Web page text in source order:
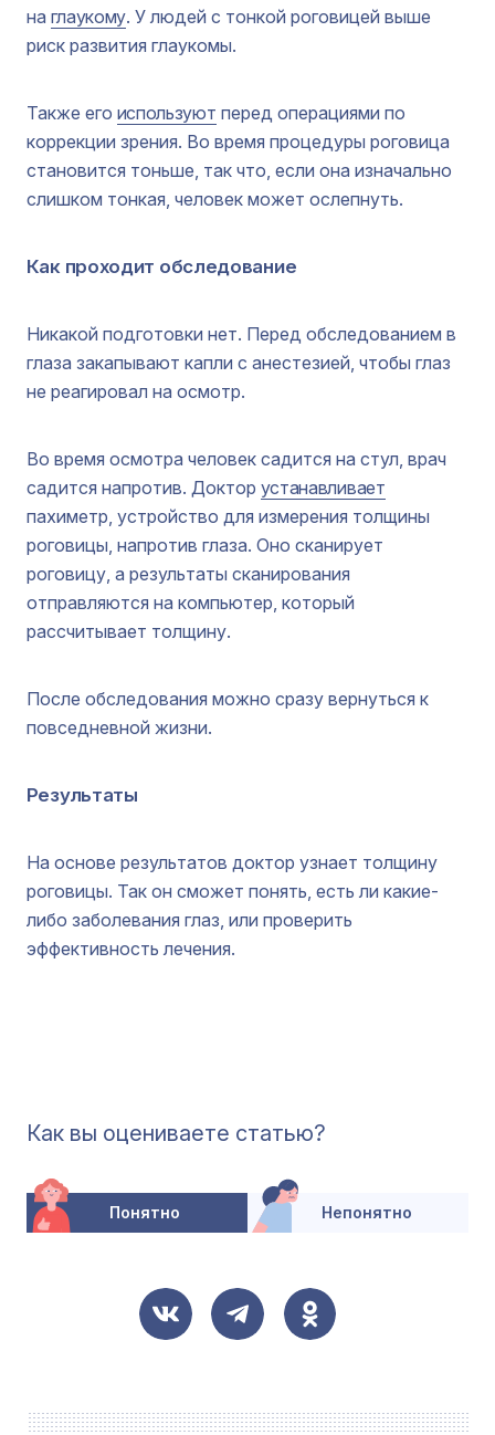
на глаукому. У людей с тонкой роговицей выше
риск развития глаукомы.
Также его используют перед операциями по
коррекции зрения. Во время процедуры роговица
становится тоньше, так что, если она изначально
слишком тонкая, человек может ослепнуть.
Как проходит обследование
Никакой подготовки нет. Перед обследованием в
глаза закапывают капли с анестезией, чтобы глаз
не реагировал на осмотр.
Во время осмотра человек садится на стул, врач
садится напротив. Доктор устанавливает
пахиметр, устройство для измерения толщины
роговицы, напротив глаза. Оно сканирует
роговицу, а результаты сканирования
отправляются на компьютер, который
рассчитывает толщину.
После обследования можно сразу вернуться к
повседневной жизни.
Результаты
На основе результатов доктор узнает толщину
роговицы. Так он сможет понять, есть ли какие-
либо заболевания глаз, или проверить
эффективность лечения.
Как вы оцениваете статью?
Понятно Непонятно